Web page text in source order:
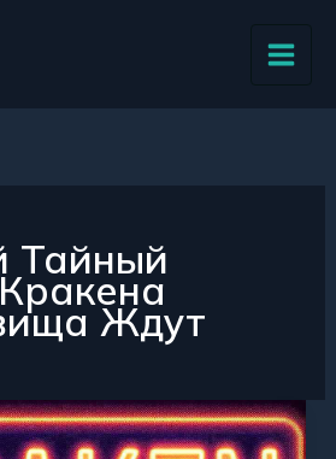
Тайный
Ждут